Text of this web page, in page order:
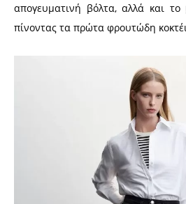
απογευματινή βόλτα, αλλά και
πίνοντας τα πρώτα φρουτώδη